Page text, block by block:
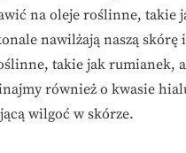
na oleje roślinne, takie
nawilżają naszą skórę
takie jak rumianek,
również o kwasie
wilgoć w skórze.